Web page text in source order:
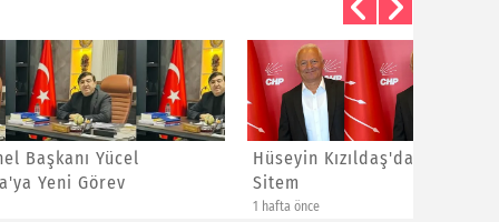
Hüseyin Kızıldaş'dan Ayrılanlara
Sitem